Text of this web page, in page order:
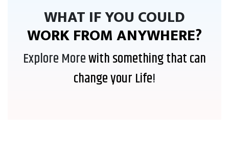
WHAT IF YOU COULD
WORK FROM ANYWHERE?
Explore Morewith something that can
change your Life!